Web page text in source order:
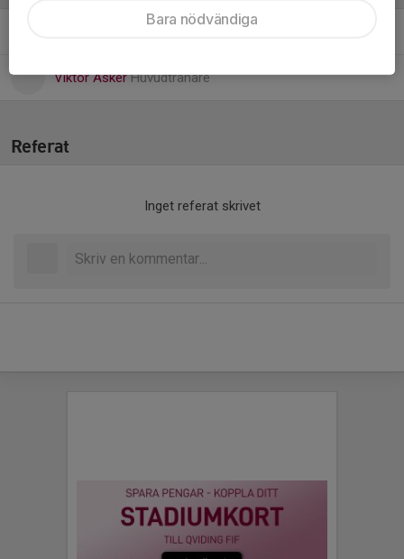
Assisterande tränare (MV-tränare)
Viktor AskerHuvudtränare
Referat
Inget referat skrivet
Bara nödvändiga